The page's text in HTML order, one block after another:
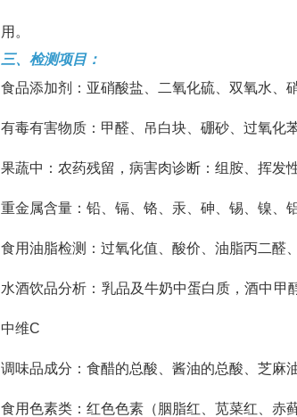
用。
三、检测项目：
食品添加剂：亚硝酸盐、二氧化硫、双氧水、
有毒有害物质：甲醛、吊白块、硼砂、过氧化
果蔬中：农药残留，病害肉诊断：组胺、挥发
重金属含量：铅、镉、铬、汞、砷、锡、镍、铝
食用油脂检测：过氧化值、酸价、油脂丙二醛
水酒饮品分析：乳品及牛奶中蛋白质，酒中
中维C
调味品成分：食醋的总酸、酱油的总酸、芝麻
食用色素类：红色色素（胭脂红、苋菜红、赤